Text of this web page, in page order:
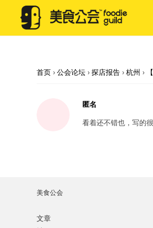
首页 › 公会论坛 › 探店报告 › 杭州 ›
匿名
看着还不错也，写的
美食公会
文章